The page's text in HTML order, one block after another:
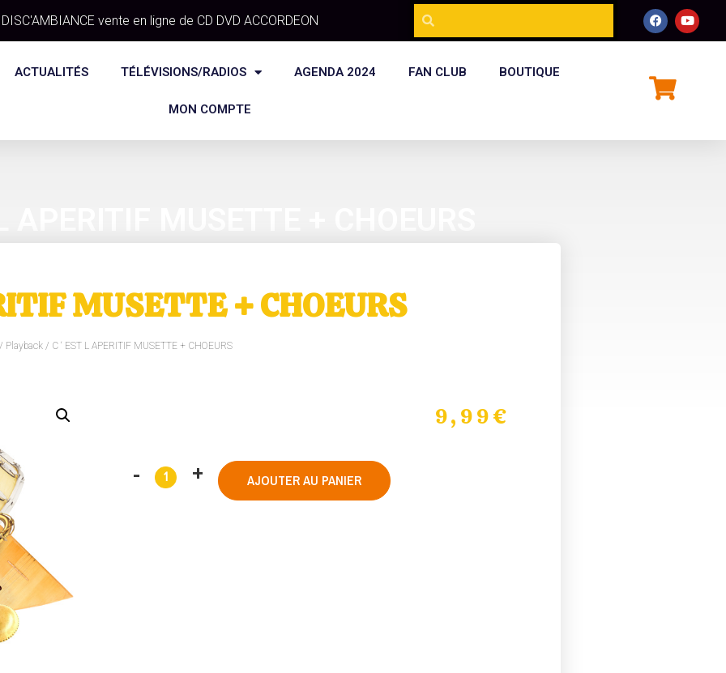
DISC'AMBIANCE vente en ligne de CD DVD ACCORDEON
ACTUALITÉS TÉLÉVISIONS/RADIOS AGENDA 2024 FAN CLUB BOUTIQUE
MON COMPTE
MUSETTE + CHOEURS
Playback/ C ‘ EST L APERITIF MUSETTE + CHOEURS
9,99€
AJOUTER AU PANIER